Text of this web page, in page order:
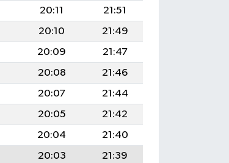
20:11
21:51
20:10
21:49
20:09
21:47
20:08
21:46
20:07
21:44
20:05
21:42
20:04
21:40
20:03
21:39